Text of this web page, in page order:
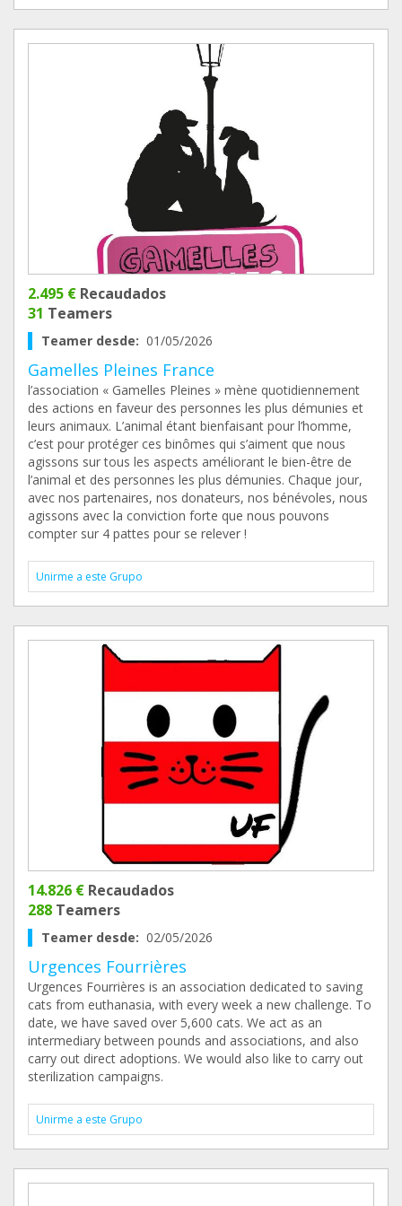
2.495 € Recaudados
31 Teamers
Teamer desde: 01/05/2026
Gamelles Pleines France
l’association « Gamelles Pleines » mène quotidiennement
des actions en faveur des personnes les plus démunies et
leurs animaux. L’animal étant bienfaisant pour l’homme,
c’est pour protéger ces binômes qui s’aiment que nous
agissons sur tous les aspects améliorant le bien-être de
l’animal et des personnes les plus démunies. Chaque jour,
avec nos partenaires, nos donateurs, nos bénévoles, nous
agissons avec la conviction forte que nous pouvons
compter sur 4 pattes pour se relever !
Unirme a este Grupo
14.826 € Recaudados
288 Teamers
Teamer desde: 02/05/2026
Urgences Fourrières
Urgences Fourrières is an association dedicated to saving
cats from euthanasia, with every week a new challenge. To
date, we have saved over 5,600 cats. We act as an
intermediary between pounds and associations, and also
carry out direct adoptions. We would also like to carry out
sterilization campaigns.
Unirme a este Grupo